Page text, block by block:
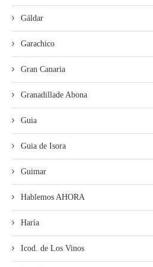
Gáldar
Garachico
Gran Canaria
Granadillade Abona
Guia
Guia de Isora
Guimar
Hablemos AHORA
Haría
Icod. de Los Vinos